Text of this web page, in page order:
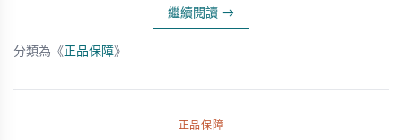
繼續閱讀 →
分類為《 正品保障》
正品保障